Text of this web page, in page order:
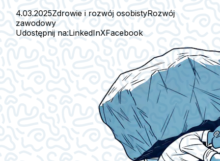
4.03.2025Zdrowie i rozwój osobistyRozwój
zawodowy
Udostępnij na:LinkedInXFacebook